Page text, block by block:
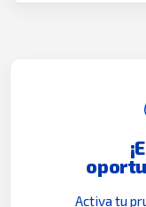
Activa tu